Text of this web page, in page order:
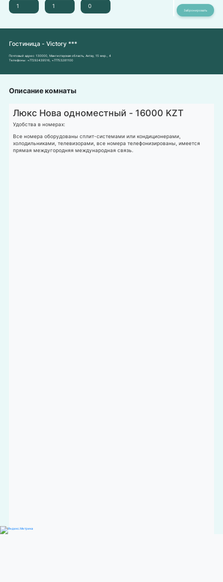
Гостиница - Victory ***
Почтовый адрес: 130000, Мангистауская область, Актау, 15 мкр., 4
Телефоны: +77292439516 +77753281100
Описание комнаты